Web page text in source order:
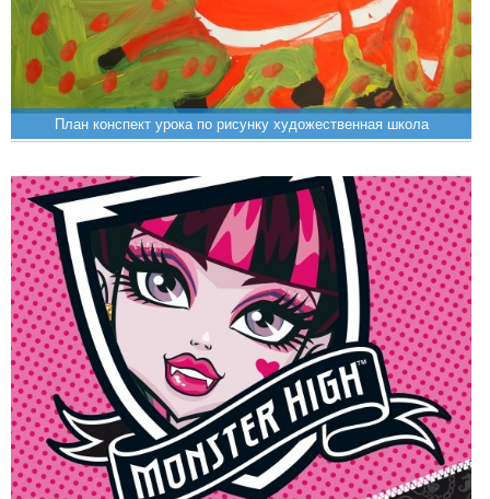
План конспект урока по рисунку художественная школа